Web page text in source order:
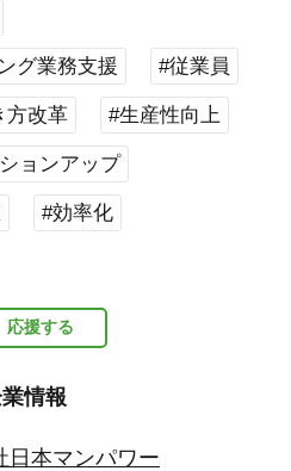
グ業務支援 #従業員
方改革 #生産性向上
ョンアップ
#効率化
応援する
情報
日本マンパワー